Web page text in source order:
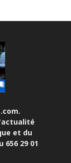
et du
656 29 01